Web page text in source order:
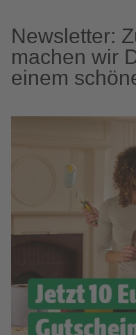
Newsletter:
machen wir
einem